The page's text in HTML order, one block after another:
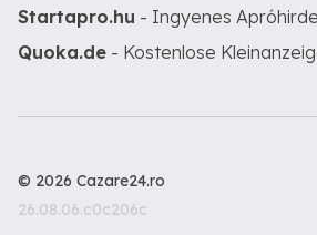
Startapro.hu - Ingyenes
Quoka.de - Kostenlose
© 2026 Cazare24.ro
26.08.06.c0c206c